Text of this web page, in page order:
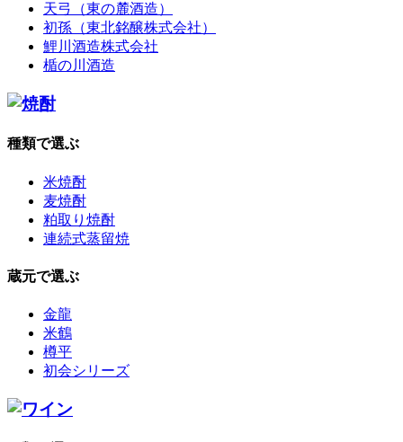
天弓（東の麓酒造）
初孫（東北銘醸株式会社）
鯉川酒造株式会社
楯の川酒造
種類で選ぶ
米焼酎
麦焼酎
粕取り焼酎
連続式蒸留焼
蔵元で選ぶ
金龍
米鶴
樽平
初会シリーズ